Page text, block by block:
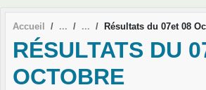
Accueil Résultats du 07et 08
RÉSULTATS DU
OCTOBRE